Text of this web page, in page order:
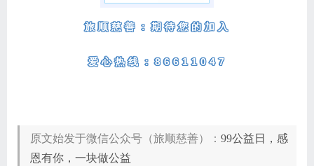
旅顺慈善：期待您的加入
爱心热线：86611047
原文始发于微信公众号（旅顺慈善）： 99公益日，感
恩有你，一块做公益